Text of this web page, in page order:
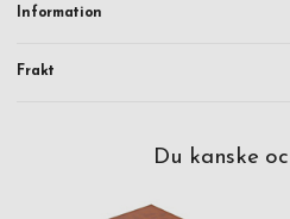
Information
Frakt
Du kanske